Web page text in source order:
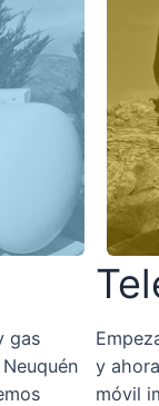
gas
y
móvil